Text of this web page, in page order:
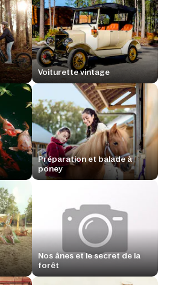
Voiturette vintage
Préparation et balade à
poney
Nos ânes et le secret de la
forêt